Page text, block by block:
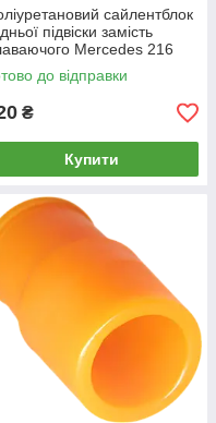
сайлентблок
підвіски замість
Merсedes 216
до відправки
₴
Купити